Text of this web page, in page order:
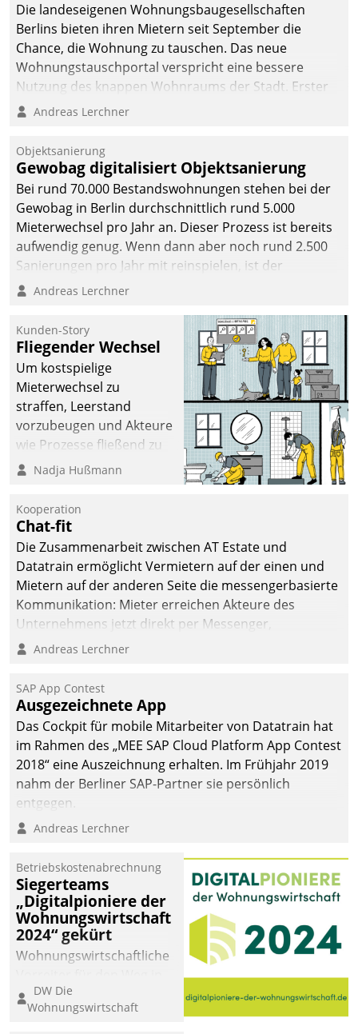
Die landeseigenen Wohnungsbaugesellschaften
Berlins bieten ihren Mietern seit September die
Chance, die Wohnung zu tauschen. Das neue
Wohnungstauschportal verspricht eine bessere
Nutzung des knappen Wohnraums der Stadt. Erster
Anwendungsfall für Datatrains Lösung API-Hub mit
Unternehmen.
Andreas Lerchner
Objektsanierung
Gewobag digitalisiert Objektsanierung
Bei rund 70.000 Bestandswohnungen stehen bei der
Gewobag in Berlin durchschnittlich rund 5.000
Mieterwechsel pro Jahr an. Dieser Prozess ist bereits
aufwendig genug. Wenn dann aber noch rund 2.500
Sanierungen pro Jahr mit reinspielen, ist der
Betreuungs- und Organisationsaufwand immens. Im
kommunale Wohnungsbauunternehmen daher
gemeinsam mit der Berliner Datatrain GmbH den
Teilprozess der Objektsanierung digitalisiert.
Andreas Lerchner
Kunden-Story
Fliegender Wechsel
Um kostspielige
Mieterwechsel zu
straffen, Leerstand
vorzubeugen und Akteure
wie Prozesse fließend zu
vernetzen, nutzt die
Jahresbeginn eine
Überblick, Einsicht und
Eingriff bietende Lösung.
Zur Entwicklung setzte
man auf
Cloudtechnologie,
bewährte und Startup-
agile Projektmethoden.
Nadja Hußmann
Kooperation
Chat-fit
Die Zusammenarbeit zwischen AT Estate und
Datatrain ermöglicht Vermietern auf der einen und
Mietern auf der anderen Seite die messengerbasierte
Kommunikation: Mieter erreichen Akteure des
Unternehmens jetzt direkt per Messenger,
Mitarbeiter oder Dienstleister empfangen oder
Andreas Lerchner
SAP App Contest
Ausgezeichnete App
Das Cockpit für mobile Mitarbeiter von Datatrain hat
im Rahmen des „MEE SAP Cloud Platform App Contest
2018“ eine Auszeichnung erhalten. Im Frühjahr 2019
nahm der Berliner SAP-Partner sie persönlich
entgegen.
Andreas Lerchner
Betriebskostenabrechnung
Siegerteams
„Digitalpioniere der
Wohnungswirtschaft
2024“ gekürt
Wohnungswirtschaftliche
eine digitale Zukunft zu
finden, ist das Ziel des
DW Die
Wohnungswirtschaft